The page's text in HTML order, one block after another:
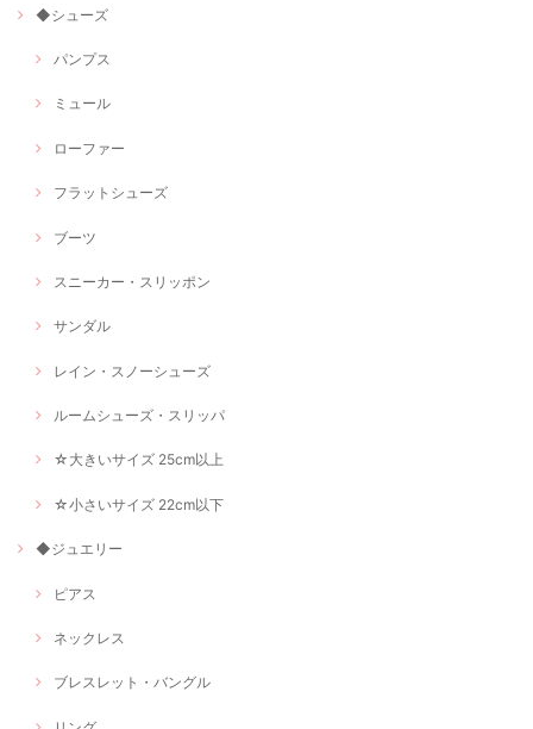
◆シューズ
パンプス
ミュール
ローファー
フラットシューズ
ブーツ
スニーカー・スリッポン
サンダル
レイン・スノーシューズ
ルームシューズ・スリッパ
☆大きいサイズ 25cm以上
☆小さいサイズ 22cm以下
◆ジュエリー
ピアス
ネックレス
ブレスレット・バングル